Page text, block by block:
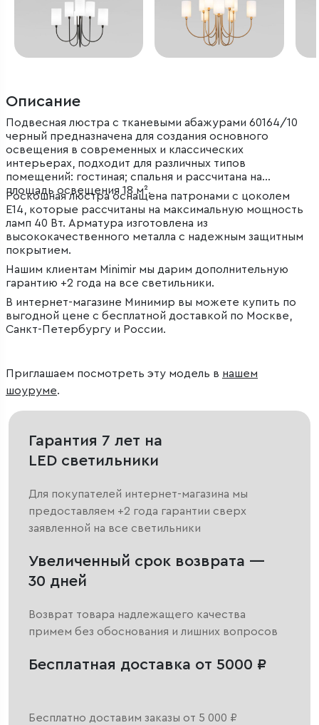
Описание
Подвесная люстра с тканевыми абажурами 60164/10
черный предназначена для создания основного
освещения в современных и классических
интерьерах, подходит для различных типов
помещений: гостиная; спальня и рассчитана на
площадь освещения 18 м².
Роскошная люстра оснащена патронами с цоколем
Е14, которые рассчитаны на максимальную мощность
ламп 40 Вт. Арматура изготовлена из
высококачественного металла с надежным защитным
покрытием.
Нашим клиентам Minimir мы дарим дополнительную
гарантию +2 года на все светильники.
В интернет-магазине Минимир вы можете купить по
выгодной цене с бесплатной доставкой по Москве,
Санкт-Петербургу и России.
Приглашаем посмотреть эту модель в нашем
шоуруме.
Гарантия 7 лет на
LED светильники
Для покупателей интернет-магазина мы
предоставляем +2 года гарантии сверх
заявленной на все светильники
Увеличенный срок возврата —
30 дней
Возврат товара надлежащего качества
примем без обоснования и лишних вопросов
Бесплатная доставка от 5000 ₽
Бесплатно доставим заказы от 5 000 ₽